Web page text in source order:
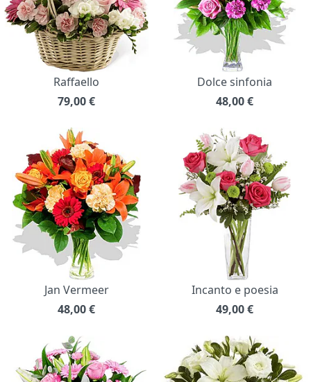
Raffaello
79,00€
Dolce sinfonia
48,00€
Jan Vermeer
48,00€
Incanto e poesia
49,00€